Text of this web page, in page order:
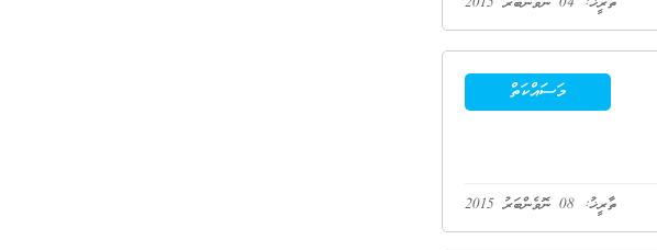
މަސައްކަތް
ތާރީޚު: 08 ނޮވެންބަރު 2015